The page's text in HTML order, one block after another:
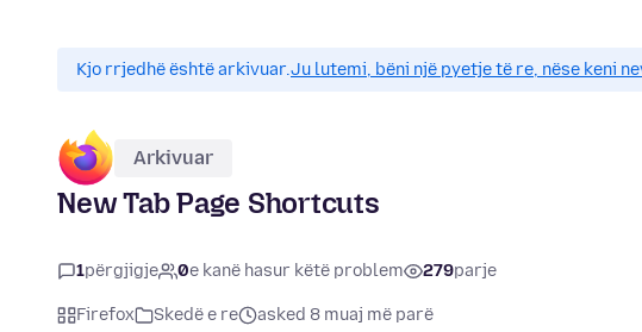
Kjo rrjedhë është arkivuar.Ju lutemi, bëni një pyetje të re, nëse keni
Arkivuar
New Tab Page Shortcuts
1përgjigje 0e kanë hasur këtë problem 279parje
Firefox Skedë e re asked 8 muaj më parë